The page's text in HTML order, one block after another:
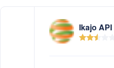
Ikajo API